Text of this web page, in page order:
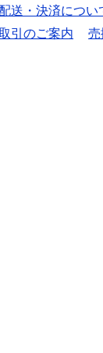
送・決済につい
引のご案内 売